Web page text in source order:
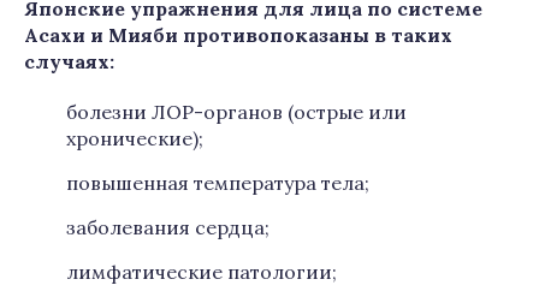
Японские упражнения для лица по системе
Асахи и Мияби противопоказаны в таких
случаях:
болезни ЛОР-органов (острые или
хронические);
повышенная температура тела;
заболевания сердца;
лимфатические патологии;